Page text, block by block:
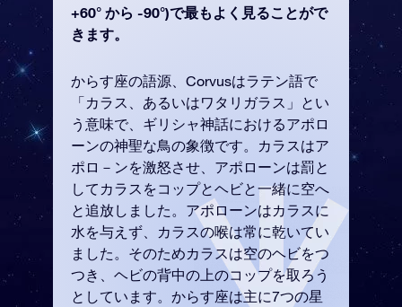
+60° から -90°)で最もよく見ることがで
きます。
からす座の語源、Corvusはラテン語で
「カラス、あるいはワタリガラス」とい
う意味で、ギリシャ神話におけるアポロ
ーンの神聖な鳥の象徴です。カラスはア
ポロ－ンを激怒させ、アポローンは罰と
してカラスをコップとヘビと一緒に空へ
と追放しました。アポローンはカラスに
水を与えず、カラスの喉は常に乾いてい
ました。そのためカラスは空のヘビをつ
つき、ヘビの背中の上のコップを取ろう
としています。からす座は主に7つの星